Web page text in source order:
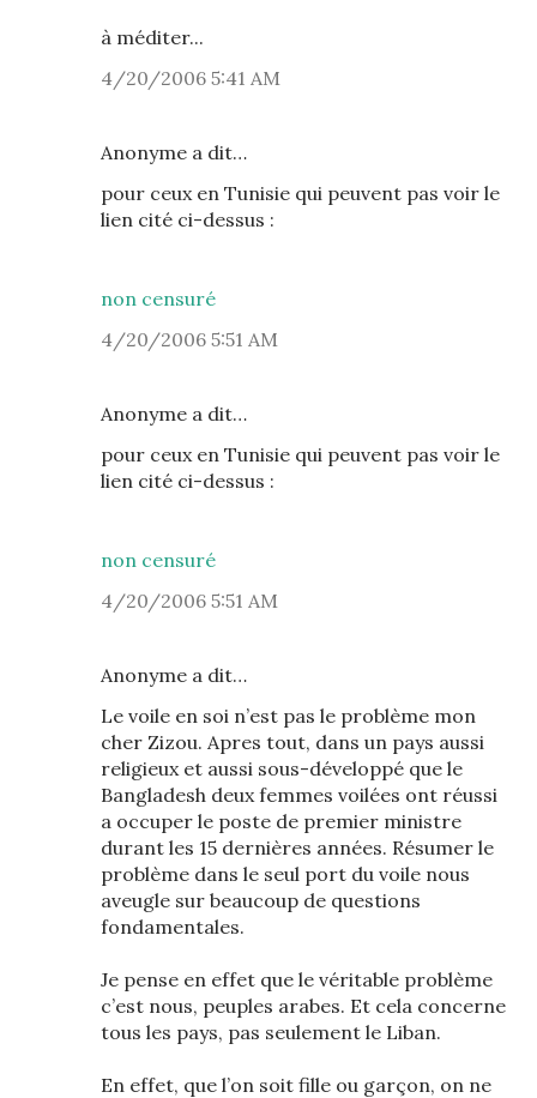
à méditer...
4/20/2006 5:41 AM
Anonyme a dit…
pour ceux en Tunisie qui peuvent pas voir le
lien cité ci-dessus :
non censuré
4/20/2006 5:51 AM
Anonyme a dit…
pour ceux en Tunisie qui peuvent pas voir le
lien cité ci-dessus :
non censuré
4/20/2006 5:51 AM
Anonyme a dit…
Le voile en soi n’est pas le problème mon
cher Zizou. Apres tout, dans un pays aussi
religieux et aussi sous-développé que le
Bangladesh deux femmes voilées ont réussi
a occuper le poste de premier ministre
durant les 15 dernières années. Résumer le
problème dans le seul port du voile nous
aveugle sur beaucoup de questions
fondamentales.
Je pense en effet que le véritable problème
c’est nous, peuples arabes. Et cela concerne
tous les pays, pas seulement le Liban.
En effet, que l’on soit fille ou garçon, on ne